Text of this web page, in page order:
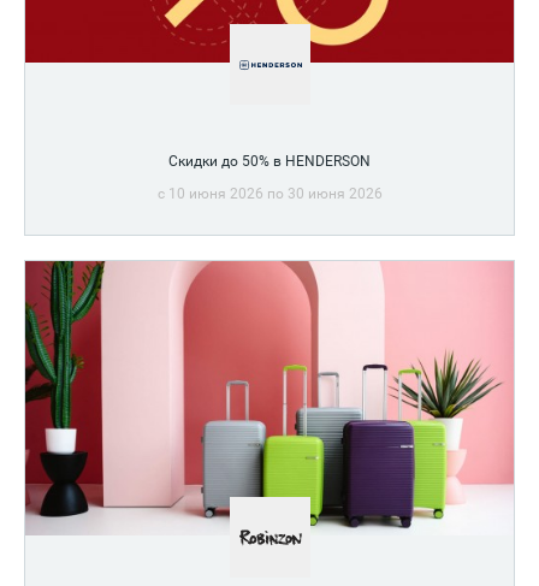
Скидки до 50% в HENDERSON
c 10 июня 2026 по 30 июня 2026